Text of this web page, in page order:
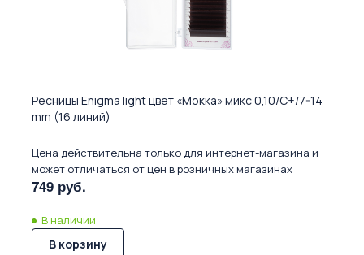
Ресницы Enigma light цвет «Мокка» микс 0,10/C+/7-14
mm (16 линий)
Цена действительна только для интернет-магазина и
может отличаться от цен в розничных магазинах
749 руб.
В наличии
В корзину